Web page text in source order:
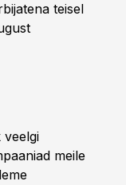
teisel
veelgi
meile